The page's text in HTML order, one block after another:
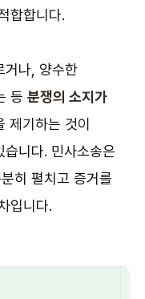
합합니다.
거나, 양수한
등 분쟁의 소지가
제기하는 것이
니다. 민사소송은
히 펼치고 증거를
입니다.